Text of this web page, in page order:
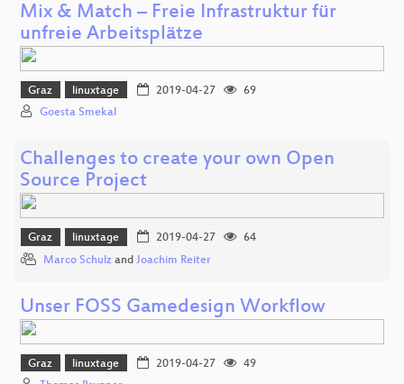
Mix & Match – Freie Infrastruktur für
unfreie Arbeitsplätze
Graz linuxtage 2019-04-27
69
Goesta Smekal
Challenges to create your own Open
Source Project
Graz linuxtage 2019-04-27
64
Marco Schulz and Joachim Reiter
Unser FOSS Gamedesign Workflow
Graz linuxtage 2019-04-27
49